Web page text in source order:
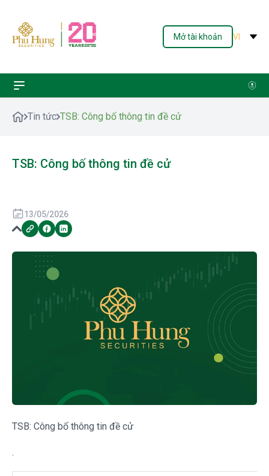
Mở tài khoản VI
Tin tức TSB: Công bố thông tin đề cử
TSB: Công bố thông tin đề cử
13/05/2026
TSB: Công bố thông tin đề cử
.